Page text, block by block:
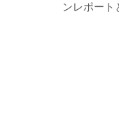
ンレポート